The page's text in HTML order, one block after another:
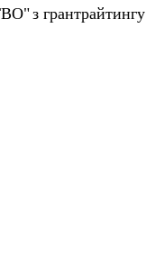
з грантрайтингу